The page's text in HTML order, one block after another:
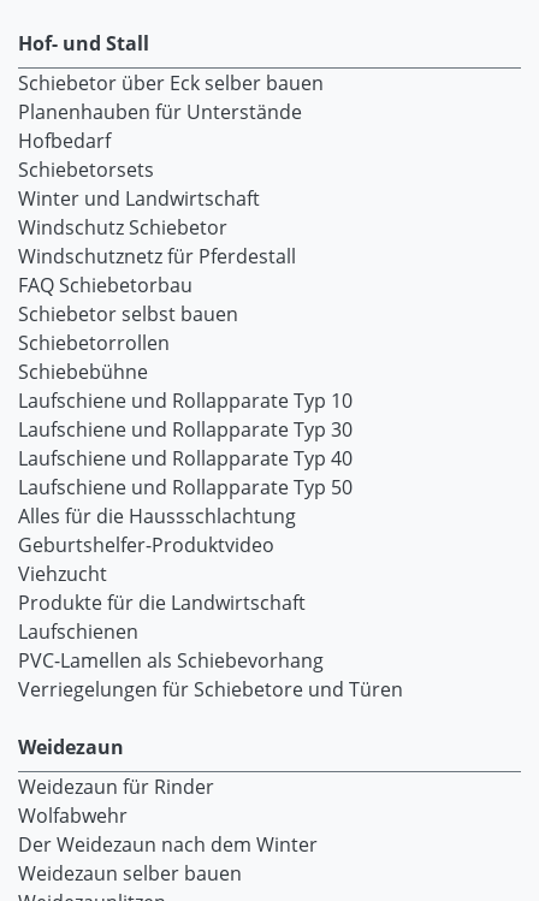
Hof- und Stall
Schiebetor über Eck selber bauen
Planenhauben für Unterstände
Hofbedarf
Schiebetorsets
Winter und Landwirtschaft
Windschutz Schiebetor
Windschutznetz für Pferdestall
FAQ Schiebetorbau
Schiebetor selbst bauen
Schiebetorrollen
Schiebebühne
Laufschiene und Rollapparate Typ 10
Laufschiene und Rollapparate Typ 30
Laufschiene und Rollapparate Typ 40
Laufschiene und Rollapparate Typ 50
Alles für die Haussschlachtung
Geburtshelfer-Produktvideo
Viehzucht
Produkte für die Landwirtschaft
Laufschienen
PVC-Lamellen als Schiebevorhang
Verriegelungen für Schiebetore und Türen
Weidezaun
Weidezaun für Rinder
Wolfabwehr
Der Weidezaun nach dem Winter
Weidezaun selber bauen